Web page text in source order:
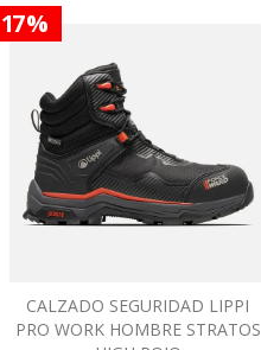
17 %
CALZADO SEGURIDAD LIPPI
PRO WORK HOMBRE STRATOS